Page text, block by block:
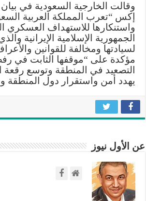
وقالت الخارجية السعودية في
إكس “تعرب المملكة العربية
واستنكارها للاستهداف العسكري
الجمهورية الإسلامية الإيرانية
لسيادتها ومخالفة للقوانين
مؤكدة على “موقفها الثابت في
التصعيد في المنطقة وتوسع رقعة
يهدد أمن واستقرار دول المنطقة
عن الأول نيوز